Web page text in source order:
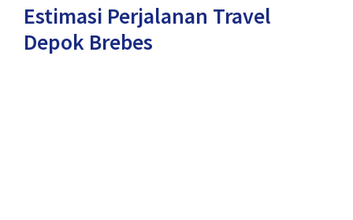
Estimasi Perjalanan Travel
Depok Brebes